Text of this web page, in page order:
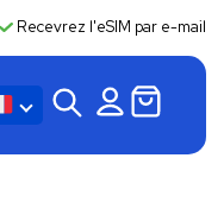
Recevrez l'eSIM par e-mail